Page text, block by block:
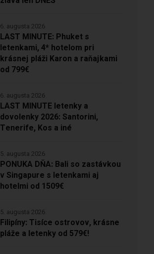
LAST MINUTE: Phuket s
letenkami, 4* hotelom pri
krásnej pláži Karon a raňajkami
od 799€
6. augusta 2026
LAST MINUTE letenky a
dovolenky 2026: Santorini,
Tenerife, Kos a iné
6. augusta 2026
PONUKA DŇA: Bali so zastávkou
v Singapure s letenkami aj
hotelmi od 1509€
5. augusta 2026
Filipíny: Tisíce ostrovov, krásne
pláže a letenky od 579€!
5. augusta 2026